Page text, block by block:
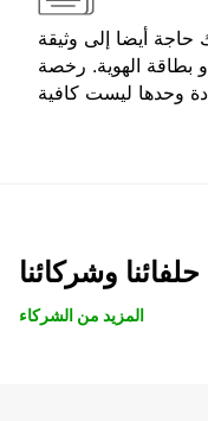
حاجة أيضا إلى وثيقة
بطاقة الهوية. رخصة
حلفائنا وشركائنا
المزيد من الشركاء